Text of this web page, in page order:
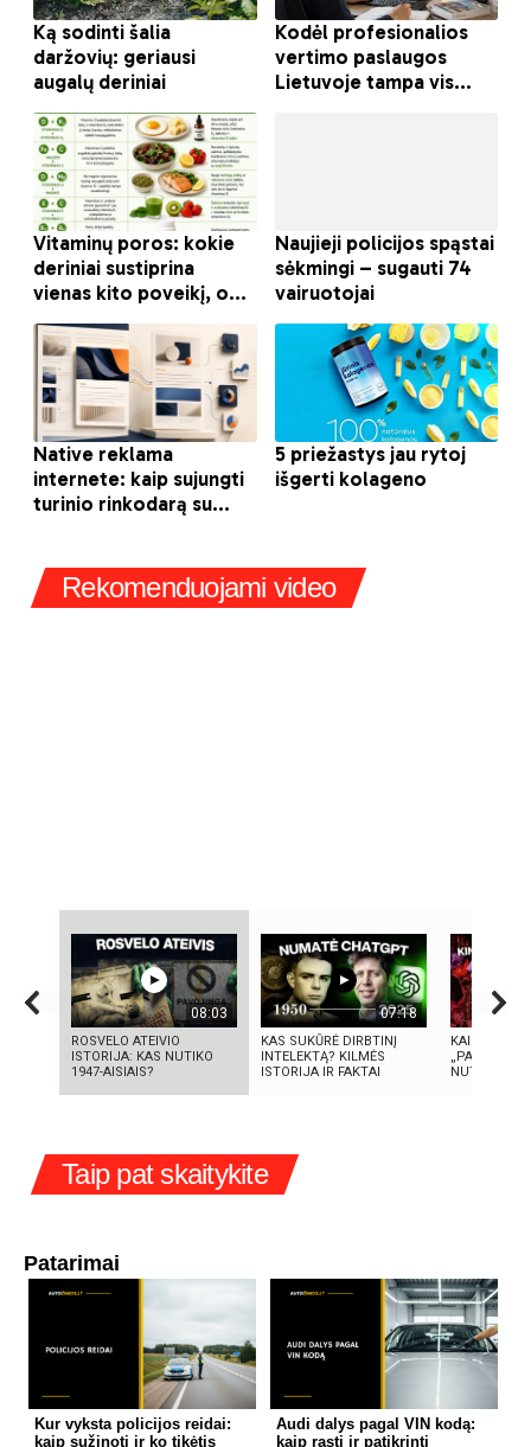
Rekomenduojami video
08:03
ROSVELO ATEIVIO
ISTORIJA: KAS NUTIKO
1947-AISIAIS?
07:18
KAS SUKŪRĖ DIRBTINĮ
INTELEKTĄ? KILMĖS
ISTORIJA IR FAKTAI
KAIP KINIJA
„PASAULIO
NUTYLĖTA
Taip pat skaitykite
Patarimai
Kur vyksta policijos reidai:
kaip sužinoti ir ko tikėtis
Audi dalys pagal VIN kodą:
kaip rasti ir patikrinti